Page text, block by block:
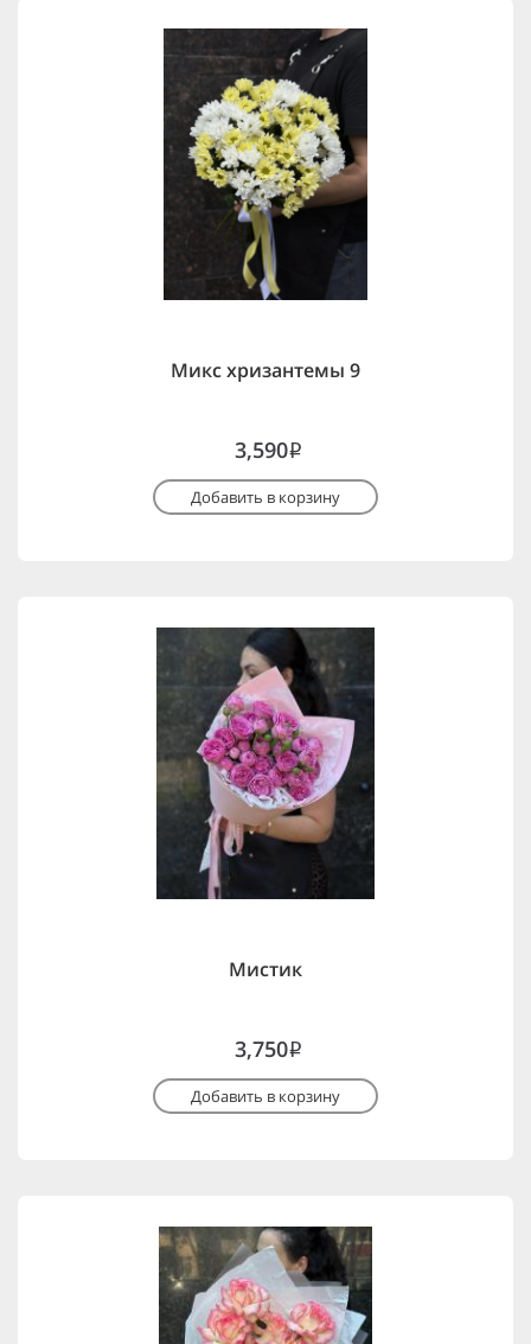
Микс хризантемы 9
3,590i
Добавить в корзину
Мистик
3,750i
Добавить в корзину